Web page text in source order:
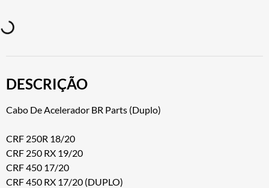
DESCRIÇÃO
Cabo De Acelerador BR Parts (Duplo)
CRF 250R 18/20
CRF 250 RX 19/20
CRF 450 17/20
CRF 450 RX 17/20 (DUPLO)